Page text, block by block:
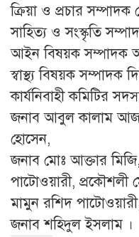
ক্রিয়া ও প্রচার
সাহিত্য ও সংস্কৃতি
আইন বিষয়ক সম্পাদক
স্বাস্থ্য বিষয়ক সম্পাদক
কার্যনিবাহী কমিটির
জনাব আবুল কালাম
হোসেন,
জনাব মোঃ আক্তার
পাটোওয়ারী,
মামুন রশিদ
জনাব শহিদুল ইসলাম ।